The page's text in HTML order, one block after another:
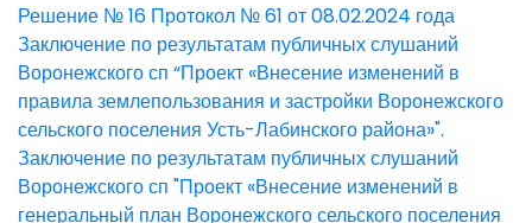
Решение № 16 Протокол № 61 от 08.02.2024 года
Заключение по результатам публичных слушаний
Воронежского сп “Проект «Внесение изменений в
правила землепользования и застройки Воронежского
сельского поселения Усть-Лабинского района»".
Заключение по результатам публичных слушаний
Воронежского сп "Проект «Внесение изменений в
генеральный план Воронежского сельского поселения